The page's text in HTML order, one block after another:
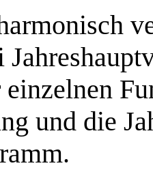
und die